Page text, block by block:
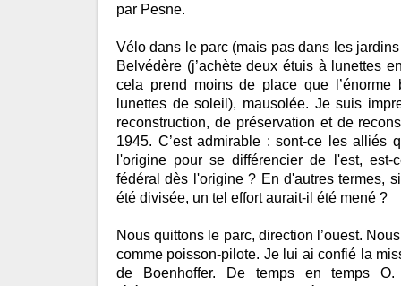
par Pesne.
Vélo dans le parc (mais pas dans les jardins
Belvédère (j’achète deux étuis à lunettes
cela prend moins de place que l’énorme
lunettes de soleil), mausolée. Je suis
reconstruction, de préservation et de
1945. C’est admirable : sont-ce les alliés
l'origine pour se différencier de l'est,
fédéral dès l'origine ? En d'autres termes,
été divisée, un tel effort aurait-il été mené ?
Nous quittons le parc, direction l’ouest.
comme poisson-pilote. Je lui ai confié la
de Boenhoffer. De temps en temps O.